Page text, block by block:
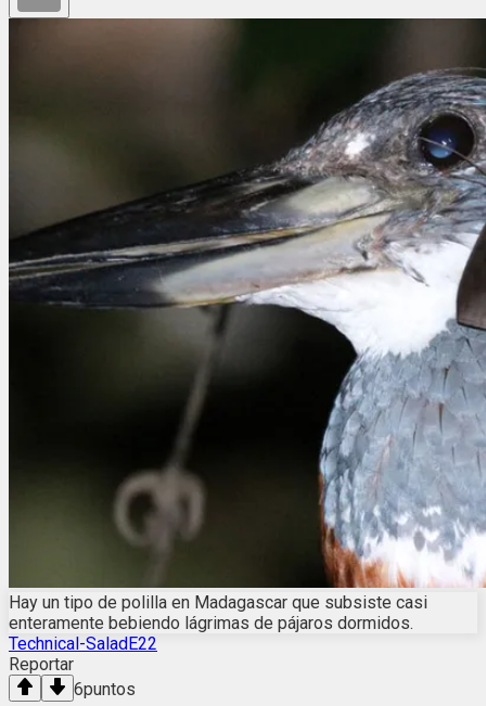
Hay un tipo de polilla en Madagascar que subsiste casi
enteramente bebiendo lágrimas de pájaros dormidos.
Technical-SaladE22
Reportar
6puntos